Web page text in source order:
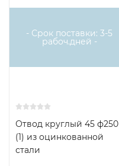
- Срок поставки: 3-5
рабоч.дней -
Отвод круглый 45 ф250
(1) из оцинкованной
стали